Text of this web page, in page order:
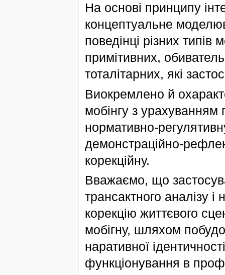
На основі принципу
концептуальне
поведінці різних типів
примітивних,
тоталітарних, які
Виокремлено й
мобінгу з урахуванням
нормативно-
демонстраційно-
корекційну.
Вважаємо, що
трансактного аналізу
корекцію життєвого
мобігну, шляхом
наративної
функціонування в